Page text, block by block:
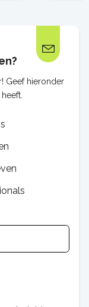
Geef hieronder